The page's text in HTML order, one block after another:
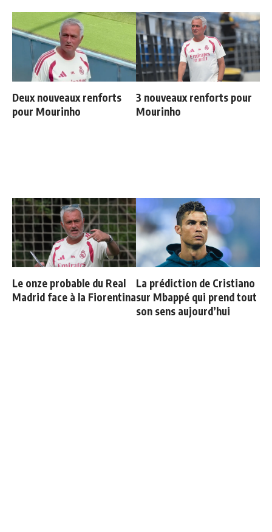
Deux nouveaux renforts
pour Mourinho
3 nouveaux renforts pour
Mourinho
Le onze probable du Real
Madrid face à la Fiorentina
La prédiction de Cristiano
sur Mbappé qui prend tout
son sens aujourd’hui